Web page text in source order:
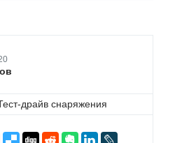
драйв снаряжения